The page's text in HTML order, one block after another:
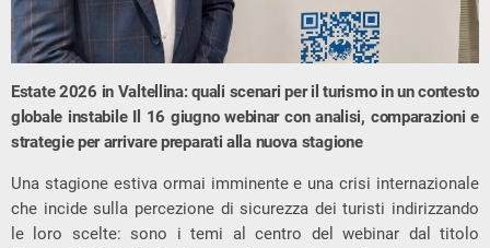
Estate 2026 in Valtellina: quali scenari per il turismo in un contesto
globale instabile Il 16 giugno webinar con analisi, comparazioni e
strategie per arrivare preparati alla nuova stagione
Una stagione estiva ormai imminente e una crisi internazionale
che incide sulla percezione di sicurezza dei turisti indirizzando
le loro scelte: sono i temi al centro del webinar dal titolo